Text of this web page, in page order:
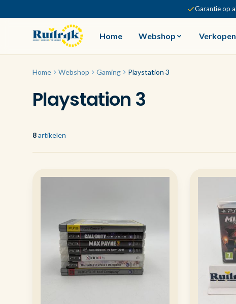
Garantie op
Home Webshop Verkopen
Home Webshop Gaming Playstation 3
Playstation 3
8artikelen